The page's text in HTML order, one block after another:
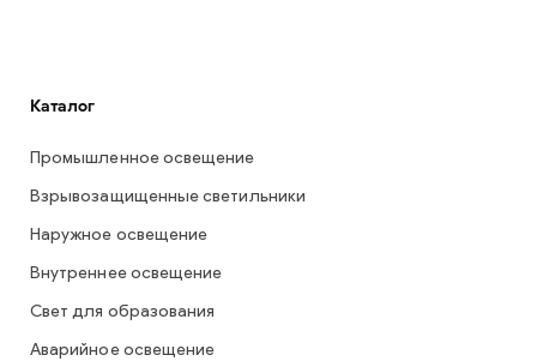
Каталог
Промышленное освещение
Взрывозащищенные светильники
Наружное освещение
Внутреннее освещение
Свет для образования
Аварийное освещение